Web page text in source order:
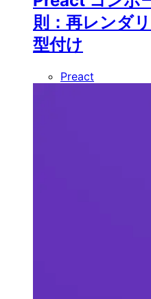
則：再レンダ
型付け
Preact